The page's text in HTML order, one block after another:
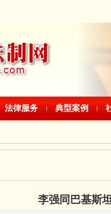
法律服务 典型案例
李强同巴基斯